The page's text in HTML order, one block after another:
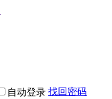
自动登录 找回密码